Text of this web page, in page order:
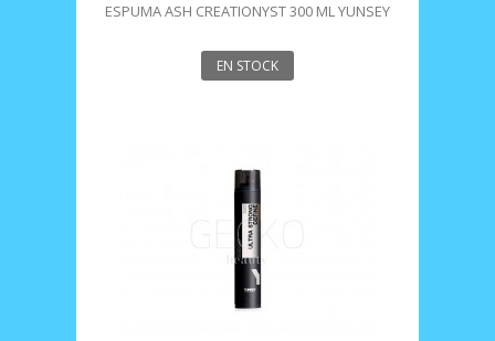
ESPUMA ASH CREATIONYST 300 ML YUNSEY
EN STOCK